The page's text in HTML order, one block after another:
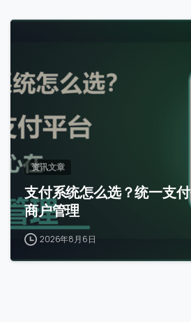
资讯文章
支付系统怎么选？统一支
商户管理
2026年8月6日